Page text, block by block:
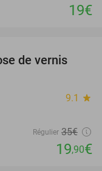
19€
43%
de vernis
9.1 star
Régulier 35€
19,90€